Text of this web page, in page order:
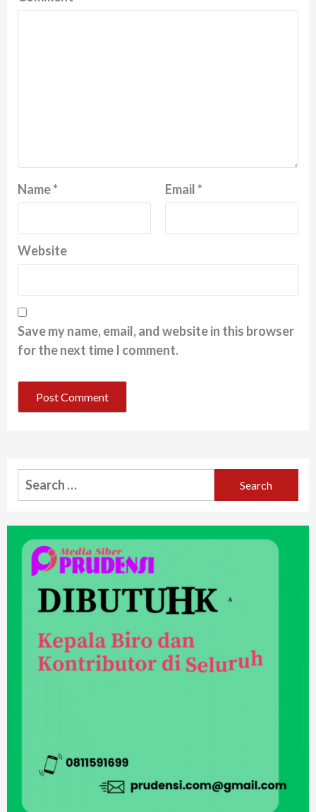
Name* Email*
Website
Save my name, email, and website in this browser
for the next time I comment.